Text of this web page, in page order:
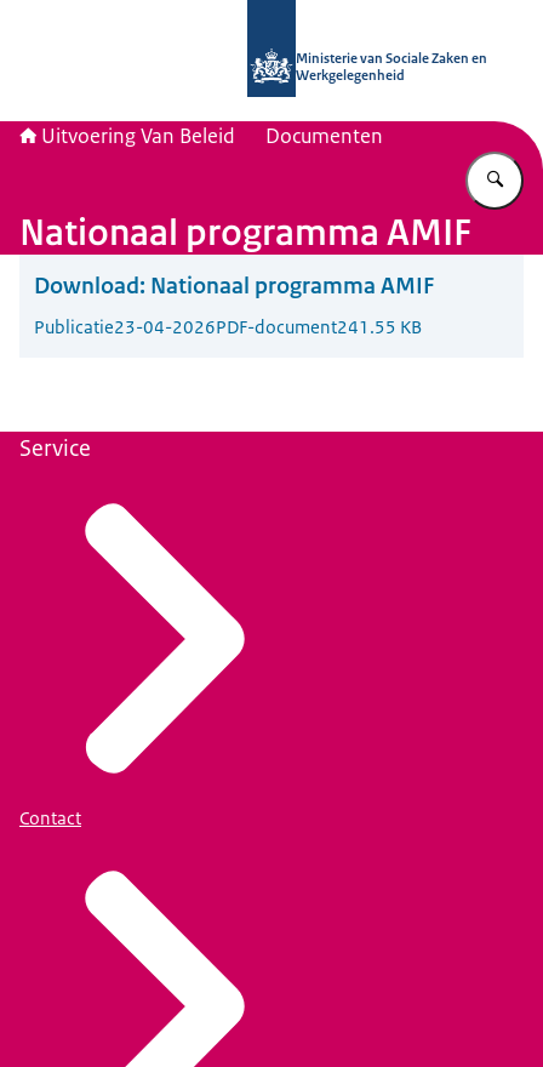
Ministerie van Sociale Zaken en
Werkgelegenheid
Uitvoering Van Beleid Documenten
Nationaal programma AMIF
Download: Nationaal programma AMIF
Publicatie23-04-2026PDF-document241.55 KB
Service
Contact